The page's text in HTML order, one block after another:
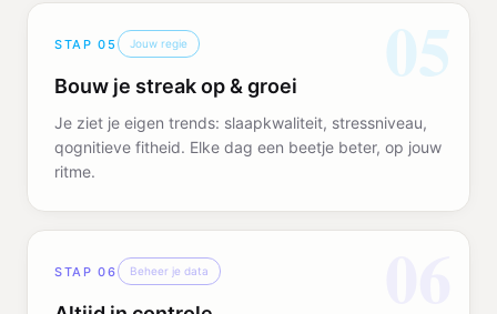
05
STAP05 Jouw regie
Bouw je streak op & groei
Je ziet je eigen trends: slaapkwaliteit, stressniveau,
qognitieve fitheid. Elke dag een beetje beter, op jouw
ritme.
STAP06 Beheer je data